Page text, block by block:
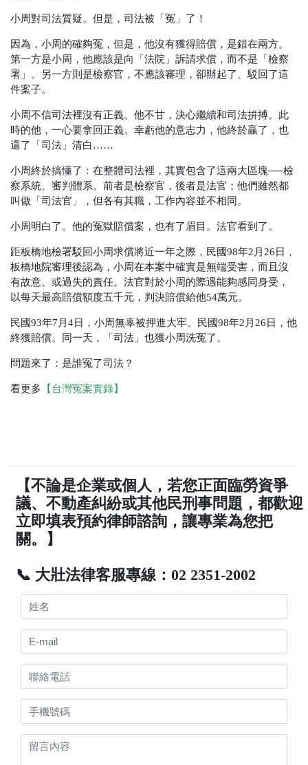
小周對司法質疑。但是，司法被「冤」了！
因為，小周的確夠冤，但是，他沒有獲得賠償，是錯在兩方。
第一方是小周，他應該是向「法院」訴請求償，而不是「檢察
署」。另一方則是檢察官，不應該審理，卻辦起了、駁回了這
件案子。
小周不信司法裡沒有正義。他不甘，決心繼續和司法拚搏。此
時的他，一心要拿回正義。幸虧他的意志力，他終於贏了，也
還了「司法」清白……
小周終於搞懂了：在整體司法裡，其實包含了這兩大區塊──檢
察系統、審判體系。前者是檢察官，後者是法官；他們雖然都
叫做「司法官」，但各有其職，工作內容並不相同。
小周明白了。他的冤獄賠償案，也有了眉目。法官看到了。
距板橋地檢署駁回小周求償將近一年之際，民國98年2月26日，
板橋地院審理後認為，小周在本案中確實是無端受害，而且沒
有故意、或過失的責任。法官對於小周的際遇能夠感同身受，
以每天最高賠償額度五千元，判決賠償給他54萬元。
民國93年7月4日，小周無辜被押進大牢。民國98年2月26日，他
終獲賠償。同一天，「司法」也獲小周洗冤了。
問題來了：是誰冤了司法？
看更多 【台灣冤案實錄】
【不論是企業或個人，若您正面臨勞資爭
議、不動產糾紛或其他民刑事問題，都歡迎
立即填表預約律師諮詢，讓專業為您把
關。】
📞 大壯法律客服專線：02 2351-2002